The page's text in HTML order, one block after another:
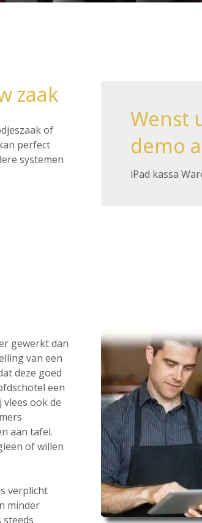
zaak
of
perfect
systemen
Wenst
demo
iPad kassa
gewerkt dan
van een
deze goed
een
ook de
aan tafel.
of willen
verplicht
minder